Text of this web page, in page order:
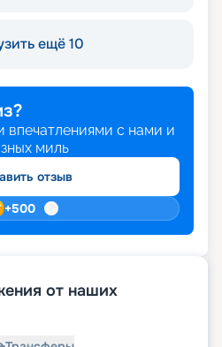
ещё 10
впечатлениями с нами и
миль
отзыв
+500
от наших